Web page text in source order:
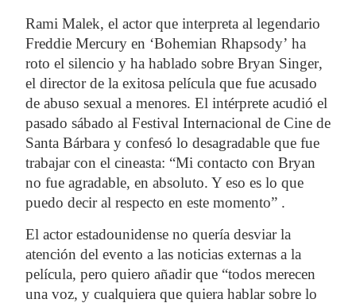
Rami Malek, el actor que interpreta al legendario
Freddie Mercury en ‘Bohemian Rhapsody’ ha
roto el silencio y ha hablado sobre Bryan Singer,
el director de la exitosa película que fue acusado
de abuso sexual a menores. El intérprete acudió el
pasado sábado al Festival Internacional de Cine de
Santa Bárbara y confesó lo desagradable que fue
trabajar con el cineasta: “Mi contacto con Bryan
no fue agradable, en absoluto. Y eso es lo que
puedo decir al respecto en este momento” .
El actor estadounidense no quería desviar la
atención del evento a las noticias externas a la
película, pero quiero añadir que “todos merecen
una voz, y cualquiera que quiera hablar sobre lo